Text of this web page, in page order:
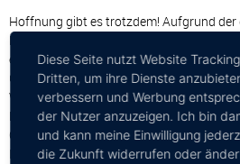
Hoffnung gibt es trotzdem! Aufgrund der
Energieversorgung der Industrie durch
einem Verfahren zur Förderung von Gas
Gesteinsschichten, scheint sich Amerika
Wachstumskurs zu begeben. Der sich
Notenbankpolitik deutlich
Chance für Europas- und vor allem
Industrie bringen. Mit einen Wertzuwachs
Diese Seite nutzt Website
Dritten, um ihre Dienste
verbessern und Werbung
der Nutzer anzuzeigen. Ich bin
und kann meine Einwilligung
die Zukunft widerrufen oder